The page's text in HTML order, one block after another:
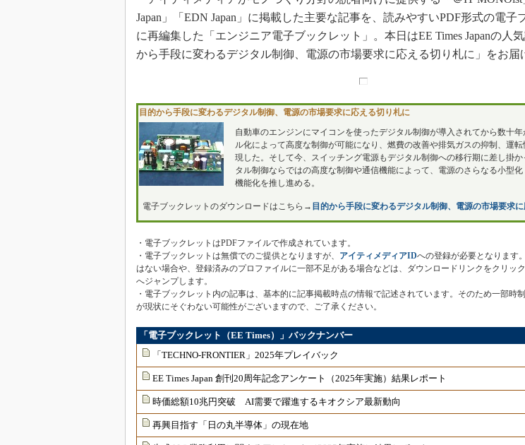
「英語に愛されないエンジニア」の
ための新行動論
Japan」「EDN Japan」に掲載した主要な記事を、読みやすいPDF形式の電子
に再編集した「エンジニア電子ブックレット」。本日はEE Times Japanの人
から手段に変わるデジタル制御、電源の市場要求に応える切り札に」をお届
目的から手段に変わるデジタル制御、電源の市場要求に応える切り札に
自動車のエンジンにマイコンを使ったデジタル制御が導入されてから数十年
ル化によって高度な制御が可能になり、燃費の改善や排気ガスの抑制、運
現した。そして今、スイッチング電源もデジタル制御への移行期に差し掛
タル制御ならではの高度な制御や通信機能によって、電源のさらなる小型
機能化を推し進める。
電子ブックレットのダウンロードはこちら→ 目的から手段に変わるデジタル制御、電源の市場要求
・電子ブックレットはPDFファイルで作成されています。
・電子ブックレットは無償でのご提供となりますが、 アイティメディアIDへの登録が必要となります
はない場合や、登録済みのプロファイルに一部不足がある場合などは、ダウンロードリンクをクリッ
へジャンプします。
・電子ブックレット内の記事は、基本的に記事掲載時点の情報で記述されています。そのため一部時
が現状にそぐわない可能性がございますので、ご了承ください。
「電子ブックレット（EE Times）」バックナンバー
「TECHNO-FRONTIER」2025年プレイバック
EE Times Japan 創刊20周年記念アンケート（2025年実施）結果レポート
時価総額10兆円突破 AI需要で躍進するキオクシア最新動向
再興目指す「日の丸半導体」の現在地